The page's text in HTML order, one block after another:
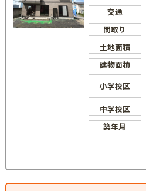
交通
間取り
土地面積
建物面積
小学校区
中学校区
築年月